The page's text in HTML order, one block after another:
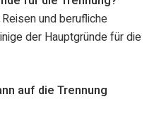
und berufliche
der Hauptgründe für die
auf die Trennung